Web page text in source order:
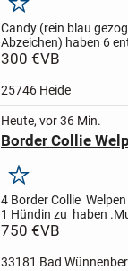
Merken
Candy (rein blau
Abzeichen) haben 6
und drei dunkel.Sie
300 €VB
25746 Heide
Heute, vor 36 Min.
Border Collie
Merken
4 Border Collie
1 Hündin zu haben
Eltern leben auf
750 €VB
33181 Bad